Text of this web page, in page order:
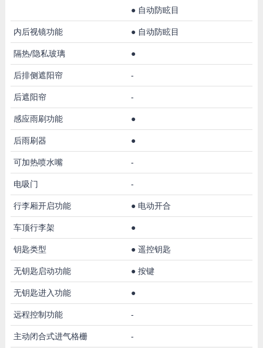
● 自动防眩目
内后视镜功能 ● 自动防眩目
隔热/隐私玻璃 ●
后排侧遮阳帘 -
后遮阳帘 -
感应雨刷功能 ●
后雨刷器 ●
可加热喷水嘴 -
电吸门 -
行李厢开启功能 ● 电动开合
车顶行李架 ●
钥匙类型 ● 遥控钥匙
无钥匙启动功能 ● 按键
无钥匙进入功能 ●
远程控制功能 -
主动闭合式进气格栅 -